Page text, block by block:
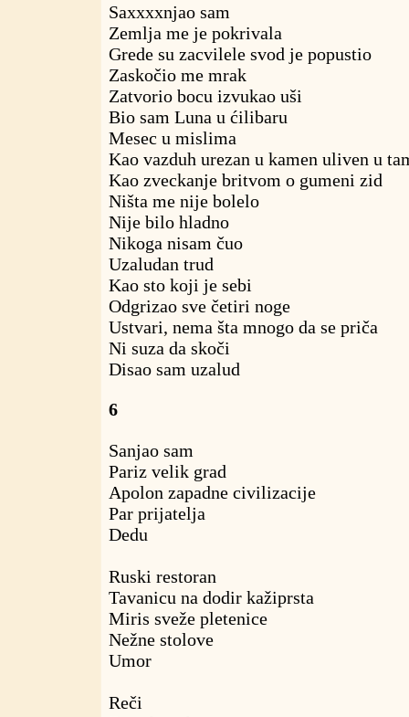
Saxxxxnjao sam
Zemlja me je pokrivala
Grede su zacvilele svod je popustio
Zaskočio me mrak
Zatvorio bocu izvukao uši
Bio sam Luna u ćilibaru
Mesec u mislima
Kao vazduh urezan u kamen uliven u
Kao zveckanje britvom o gumeni zid
Ništa me nije bolelo
Nije bilo hladno
Nikoga nisam čuo
Uzaludan trud
Kao sto koji je sebi
Odgrizao sve četiri noge
Ustvari, nema šta mnogo da se priča
Ni suza da skoči
Disao sam uzalud
6
Sanjao sam
Pariz velik grad
Apolon zapadne civilizacije
Par prijatelja
Dedu
Ruski restoran
Tavanicu na dodir kažiprsta
Miris sveže pletenice
Nežne stolove
Umor
Reči